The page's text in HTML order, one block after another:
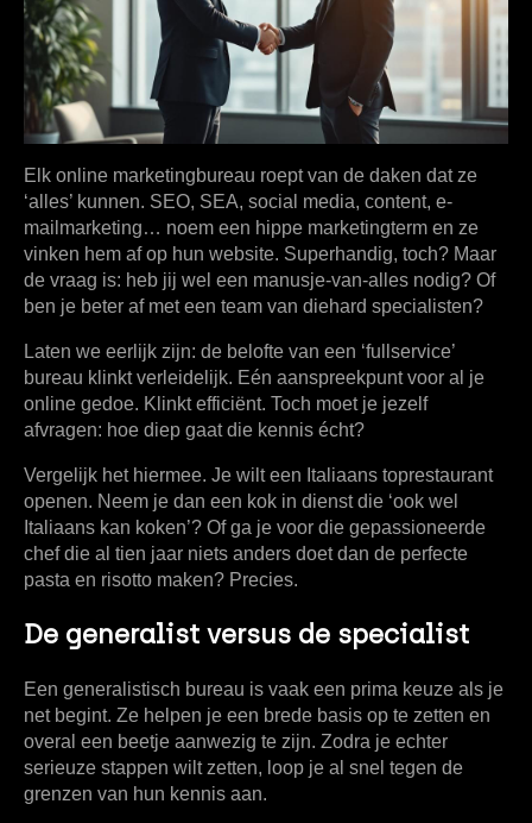
Elk online marketingbureau roept van de daken dat ze
‘alles’ kunnen. SEO, SEA, social media, content, e-
mailmarketing… noem een hippe marketingterm en ze
vinken hem af op hun website. Superhandig, toch? Maar
de vraag is: heb jij wel een manusje-van-alles nodig? Of
ben je beter af met een team van diehard specialisten?
Laten we eerlijk zijn: de belofte van een ‘fullservice’
bureau klinkt verleidelijk. Eén aanspreekpunt voor al je
online gedoe. Klinkt efficiënt. Toch moet je jezelf
afvragen: hoe diep gaat die kennis écht?
Vergelijk het hiermee. Je wilt een Italiaans toprestaurant
openen. Neem je dan een kok in dienst die ‘ook wel
Italiaans kan koken’? Of ga je voor die gepassioneerde
chef die al tien jaar niets anders doet dan de perfecte
pasta en risotto maken? Precies.
De generalist versus de specialist
Een generalistisch bureau is vaak een prima keuze als je
net begint. Ze helpen je een brede basis op te zetten en
overal een beetje aanwezig te zijn. Zodra je echter
serieuze stappen wilt zetten, loop je al snel tegen de
grenzen van hun kennis aan.